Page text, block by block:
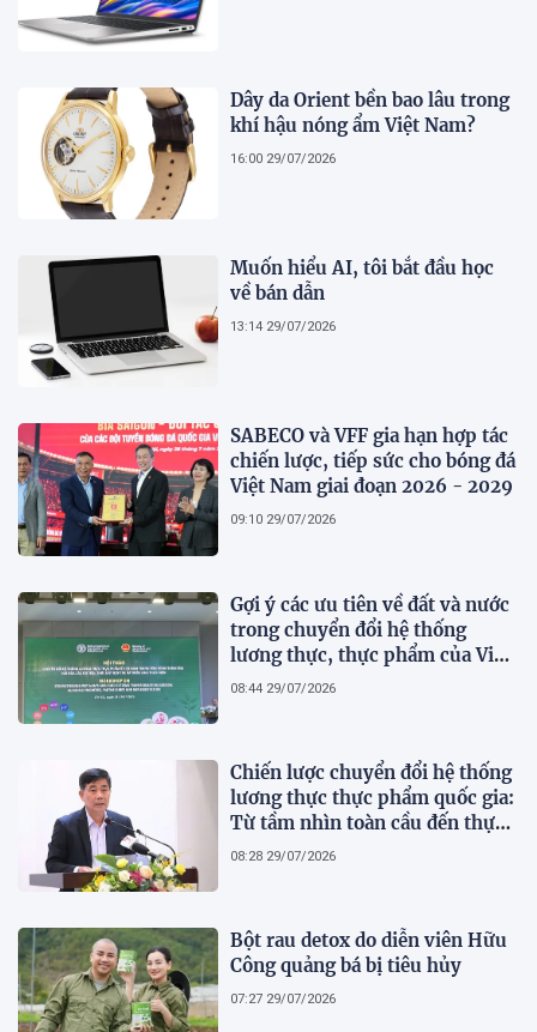
Dây da Orient bền bao lâu trong
khí hậu nóng ẩm Việt Nam?
16:00 29/07/2026
Muốn hiểu AI, tôi bắt đầu học
về bán dẫn
13:14 29/07/2026
SABECO và VFF gia hạn hợp tác
chiến lược, tiếp sức cho bóng đá
Việt Nam giai đoạn 2026 - 2029
09:10 29/07/2026
Gợi ý các ưu tiên về đất và nước
trong chuyển đổi hệ thống
lương thực, thực phẩm của Việt
Nam theo FAO Roadmap
08:44 29/07/2026
Chiến lược chuyển đổi hệ thống
lương thực thực phẩm quốc gia:
Từ tầm nhìn toàn cầu đến thực
tiễn hành động của Việt Nam
08:28 29/07/2026
Bột rau detox do diễn viên Hữu
Công quảng bá bị tiêu hủy
07:27 29/07/2026